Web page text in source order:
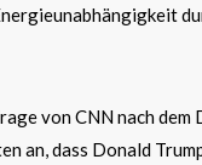
von CNN nach dem
an, dass Donald